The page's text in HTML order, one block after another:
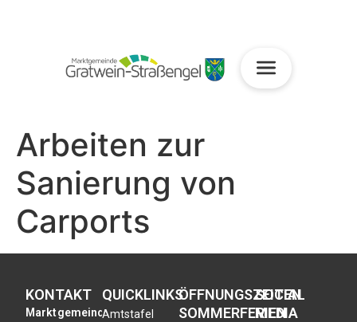
Arbeiten zur
Sanierung von
Carports
KONTAKT
Marktgemeinde
QUICKLINKS
Amtstafel
ÖFFNUNGSZEITEN
SOMMERFERIEN
SOCIAL
MEDIA